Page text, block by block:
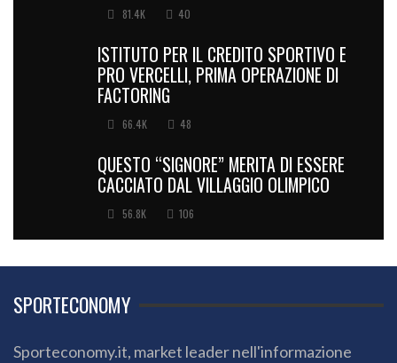
81.4K 40
ISTITUTO PER IL CREDITO SPORTIVO E
PRO VERCELLI, PRIMA OPERAZIONE DI
FACTORING
66.4K 48
QUESTO “SIGNORE” MERITA DI ESSERE
CACCIATO DAL VILLAGGIO OLIMPICO
56.8K 106
SPORTECONOMY
Sporteconomy.it, market leader nell'informazione